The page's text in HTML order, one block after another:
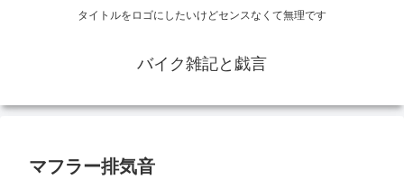
タイトルをロゴにしたいけどセンスなくて無理です
バイク雑記と戯言
マフラー排気音